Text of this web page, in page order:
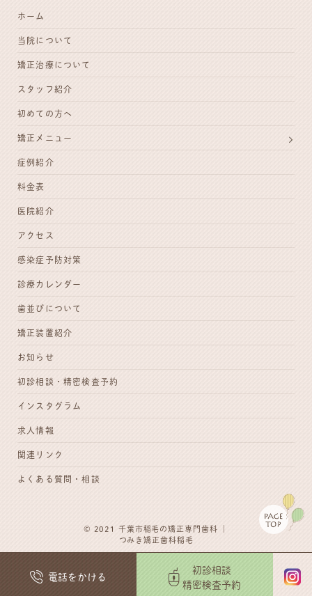
電話をかける
初診相談
精密検査予約
ホーム
当院について
矯正治療について
スタッフ紹介
初めての方へ
矯正メニュー
症例紹介
料金表
医院紹介
アクセス
感染症予防対策
診療カレンダー
歯並びについて
矯正装置紹介
お知らせ
初診相談・ 精密検査予約
インスタグラム
求人情報
関連リンク
よくある質問・相談
© 2021 千葉市稲毛の矯正専門歯科
つみき矯正歯科稲毛